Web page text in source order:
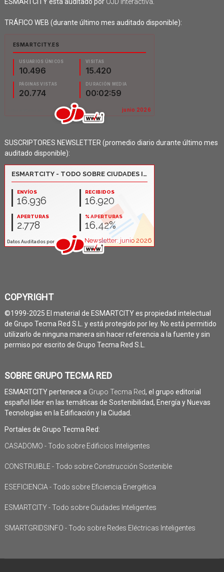
ESMARTCITY está auditado por OJD Interactiva.
TRÁFICO WEB (durante último mes auditado disponible):
SUSCRIPTORES NEWSLETTER (promedio diario durante último mes
auditado disponible):
COPYRIGHT
©1999-2025 El material de ESMARTCITY es propiedad intelectual
de Grupo Tecma Red S.L. y está protegido por ley. No está permitido
utilizarlo de ninguna manera sin hacer referencia a la fuente y sin
permiso por escrito de Grupo Tecma Red S.L.
SOBRE GRUPO TECMA RED
ESMARTCITY pertenece a Grupo Tecma Red, el grupo editorial
español líder en las temáticas de Sostenibilidad, Energía y Nuevas
Tecnologías en la Edificación y la Ciudad.
Portales de Grupo Tecma Red:
CASADOMO - Todo sobre Edificios Inteligentes
CONSTRUIBLE - Todo sobre Construcción Sostenible
ESEFICIENCIA - Todo sobre Eficiencia Energética
ESMARTCITY - Todo sobre Ciudades Inteligentes
SMARTGRIDSINFO - Todo sobre Redes Eléctricas Inteligentes